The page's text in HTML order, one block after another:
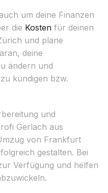
um deine Finanzen
die Kosten für deinen
und plane
deine
ändern und
kündigen bzw.
und
Gerlach aus
von Frankfurt
gestalten. Bei
Verfügung und helfen